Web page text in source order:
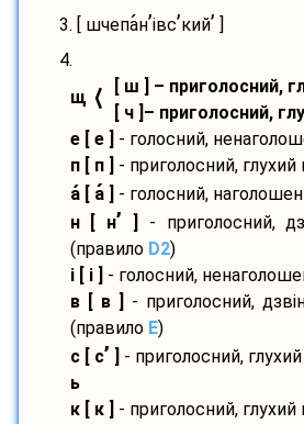
3. [ шчепан’івс’кий’
4.
щ ⟨
[ ш ] – приголосний,
[ ч ]– приголосний,
е [ е ]
- голосний,
п [ п ]
- приголосний,
а[ а] - голосний,
н [ н’
- приголосний,
(правило D2)
і [ і ]
- голосний,
в [ в ]
- приголосний,
(правило E)
с [ с’ - приголосний,
ь
к [ к ]
- приголосний,